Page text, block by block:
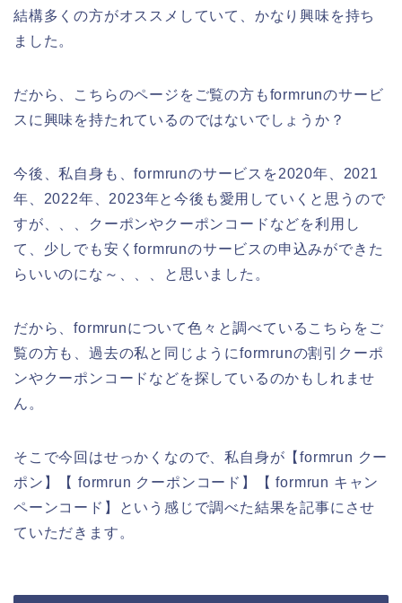
結構多くの方がオススメしていて、かなり興味を持ち
ました。
だから、こちらのページをご覧の方もformrunのサービ
スに興味を持たれているのではないでしょうか？
今後、私自身も、formrunのサービスを2020年、2021
年、2022年、2023年と今後も愛用していくと思うので
すが、、、クーポンやクーポンコードなどを利用し
て、少しでも安くformrunのサービスの申込みができた
らいいのにな～、、、と思いました。
だから、formrunについて色々と調べているこちらをご
覧の方も、過去の私と同じようにformrunの割引クーポ
ンやクーポンコードなどを探しているのかもしれませ
ん。
そこで今回はせっかくなので、私自身が【formrun クー
ポン】【 formrun クーポンコード】【 formrun キャン
ペーンコード】という感じで調べた結果を記事にさせ
ていただきます。